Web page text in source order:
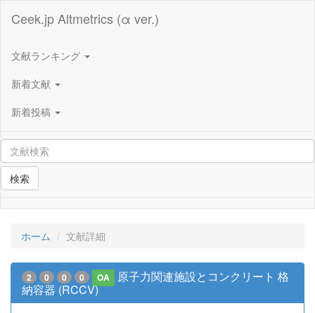
Ceek.jp Altmetrics (α ver.)
文献ランキング
新着文献
新着投稿
検索
ホーム 文献詳細
2 0 0 0 OA
原子力関連施設とコンクリート 格
納容器 (RCCV)